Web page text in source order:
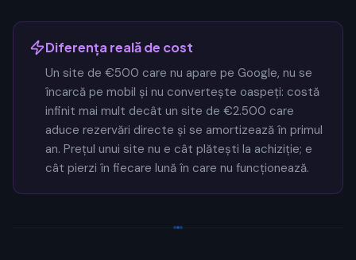
Diferența reală de cost
Un site de €500 care nu apare pe Google, nu se
încarcă pe mobil și nu convertește oaspeți: costă
infinit mai mult decât un site de €2.500 care
aduce rezervări directe și se amortizează în primul
an. Prețul unui site nu e cât plătești la achiziție; e
cât pierzi în fiecare lună în care nu funcționează.